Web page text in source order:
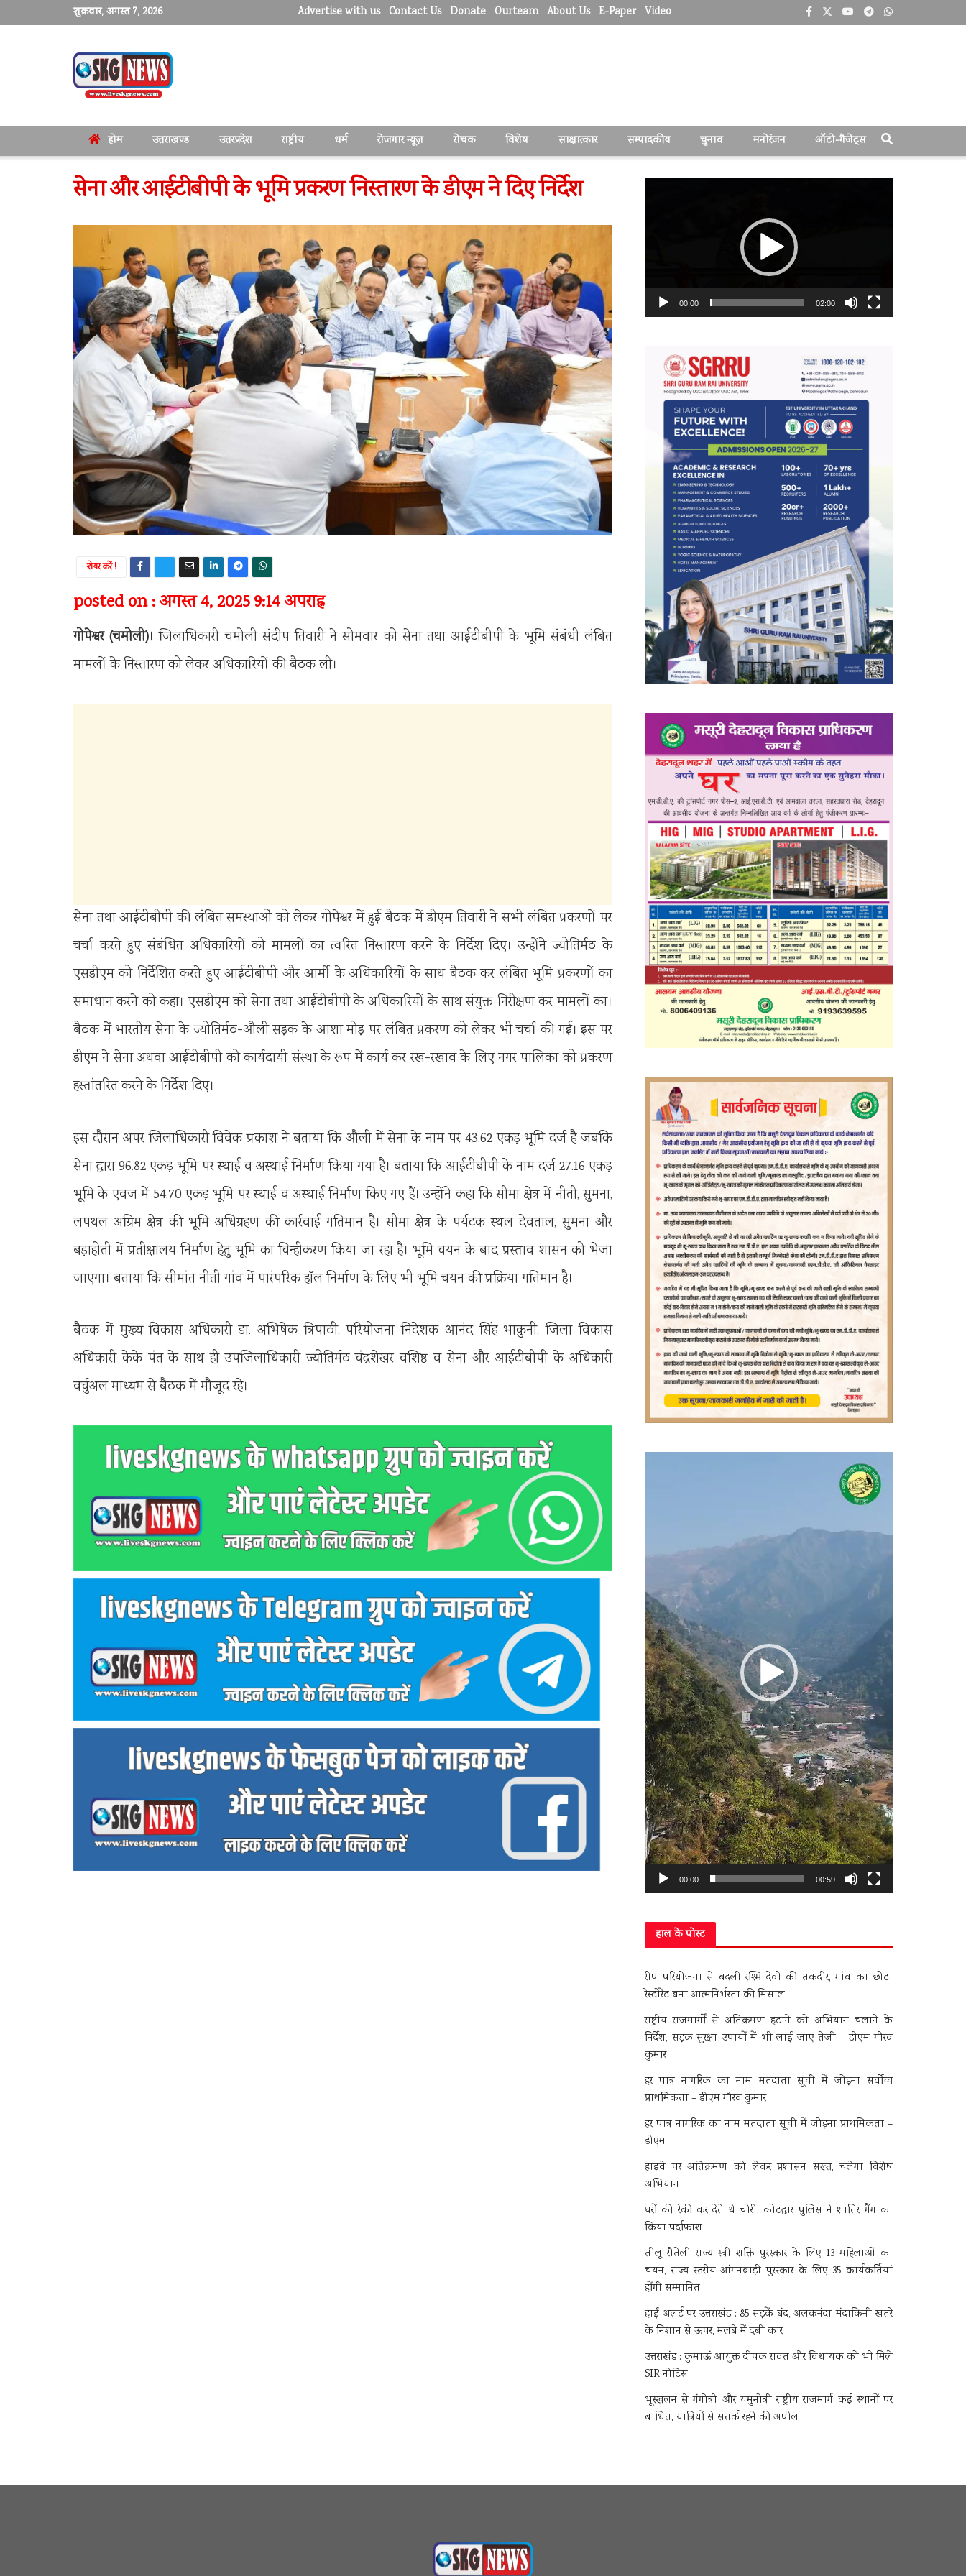
शुक्रवार, अगस्त 7, 2026 Advertise with us Contact Us Donate Ourteam About Us E-Paper Video
होम उत्तराखण्ड उत्तरप्रदेश राष्ट्रीय धर्म रोजगार न्यूज़ रोचक विशेष साक्षात्कार सम्पादकीय चुनाव मनोरंजन ऑटो-गैजेट्स
सेना और आईटीबीपी के भूमि प्रकरण निस्तारण के डीएम ने दिए निर्देश
शेयर करें !
posted on : अगस्त 4, 2025 9:14 अपराह्न
गोपेश्वर (चमोली)। जिलाधिकारी चमोली संदीप तिवारी ने सोमवार को सेना तथा आईटीबीपी के भूमि संबंधी लंबित
मामलों के निस्तारण को लेकर अधिकारियों की बैठक ली।
सेना तथा आईटीबीपी की लंबित समस्याओं को लेकर गोपेश्वर में हुई बैठक में डीएम तिवारी ने सभी लंबित प्रकरणों पर
चर्चा करते हुए संबंधित अधिकारियों को मामलों का त्वरित निस्तारण करने के निर्देश दिए। उन्होंने ज्योतिर्मठ के
एसडीएम को निर्देशित करते हुए आईटीबीपी और आर्मी के अधिकारियों के साथ बैठक कर लंबित भूमि प्रकरणों का
समाधान करने को कहा। एसडीएम को सेना तथा आईटीबीपी के अधिकारियों के साथ संयुक्त निरीक्षण कर मामलों का।
बैठक में भारतीय सेना के ज्योतिर्मठ-औली सड़क के आशा मोड़ पर लंबित प्रकरण को लेकर भी चर्चा की गई। इस पर
डीएम ने सेना अथवा आईटीबीपी को कार्यदायी संस्था के रूप में कार्य कर रख-रखाव के लिए नगर पालिका को प्रकरण
हस्तांतरित करने के निर्देश दिए।
इस दौरान अपर जिलाधिकारी विवेक प्रकाश ने बताया कि औली में सेना के नाम पर 43.62 एकड़ भूमि दर्ज है जबकि
सेना द्वारा 96.82 एकड़ भूमि पर स्थाई व अस्थाई निर्माण किया गया है। बताया कि आईटीबीपी के नाम दर्ज 27.16 एकड़
भूमि के एवज में 54.70 एकड़ भूमि पर स्थाई व अस्थाई निर्माण किए गए हैं। उन्होंने कहा कि सीमा क्षेत्र में नीती, सुमना,
लपथल अग्रिम क्षेत्र की भूमि अधिग्रहण की कार्रवाई गतिमान है। सीमा क्षेत्र के पर्यटक स्थल देवताल, सुमना और
बड़ाहोती में प्रतीक्षालय निर्माण हेतु भूमि का चिन्हीकरण किया जा रहा है। भूमि चयन के बाद प्रस्ताव शासन को भेजा
जाएगा। बताया कि सीमांत नीती गांव में पारंपरिक हॉल निर्माण के लिए भी भूमि चयन की प्रक्रिया गतिमान है।
बैठक में मुख्य विकास अधिकारी डा. अभिषेक त्रिपाठी, परियोजना निदेशक आनंद सिंह भाकुनी, जिला विकास
अधिकारी केके पंत के साथ ही उपजिलाधिकारी ज्योतिर्मठ चंद्रशेखर वशिष्ठ व सेना और आईटीबीपी के अधिकारी
वर्चुअल माध्यम से बैठक में मौजूद रहे।
00:00 02:00
00:00 00:59
हाल के पोस्ट
रीप परियोजना से बदली रश्मि देवी की तकदीर, गांव का छोटा
रेस्टोरेंट बना आत्मनिर्भरता की मिसाल
राष्ट्रीय राजमार्गों से अतिक्रमण हटाने को अभियान चलाने के
निर्देश, सड़क सुरक्षा उपायों में भी लाई जाए तेजी – डीएम गौरव
कुमार
हर पात्र नागरिक का नाम मतदाता सूची में जोड़ना सर्वोच्च
प्राथमिकता – डीएम गौरव कुमार
हर पात्र नागरिक का नाम मतदाता सूची में जोड़ना प्राथमिकता –
डीएम
हाइवे पर अतिक्रमण को लेकर प्रशासन सख्त, चलेगा विशेष
अभियान
घरों की रेकी कर देते थे चोरी, कोटद्वार पुलिस ने शातिर गैंग का
किया पर्दाफाश
तीलू रौतेली राज्य स्त्री शक्ति पुरस्कार के लिए 13 महिलाओं का
चयन, राज्य स्तरीय आंगनबाड़ी पुरस्कार के लिए 35 कार्यकर्तियां
होंगी सम्मानित
हाई अलर्ट पर उत्तराखंड : 85 सड़कें बंद, अलकनंदा-मंदाकिनी खतरे
के निशान से ऊपर, मलबे में दबी कार
उत्तराखंड : कुमाऊं आयुक्त दीपक रावत और विधायक को भी मिले
SIR नोटिस
भूस्खलन से गंगोत्री और यमुनोत्री राष्ट्रीय राजमार्ग कई स्थानों पर
बाधित, यात्रियों से सतर्क रहने की अपील